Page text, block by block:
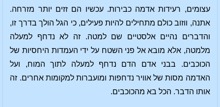
עצומים, רעידות אדמה כבירות. עכשיו הם זזים יותר מזרחה.
אתנה, ווזוב כולם מתחילים להיות פעילים, כי הגל הולך בדרך זו,
והדברים נהיים אלסטיים שם למטה. זה לא נדחף למעלה
מלמטה, אלא מובא אל פני השטח על ידי העמדות היחסיות של
הכוכבים. בבני אדם הדם נדחף למעלה לתוך המוח, ועל
האדמה מסות של אוויר נדחפות ומועברות למקומות אחרים. זה
אותו הדבר. הכל בא מהכוכבים.